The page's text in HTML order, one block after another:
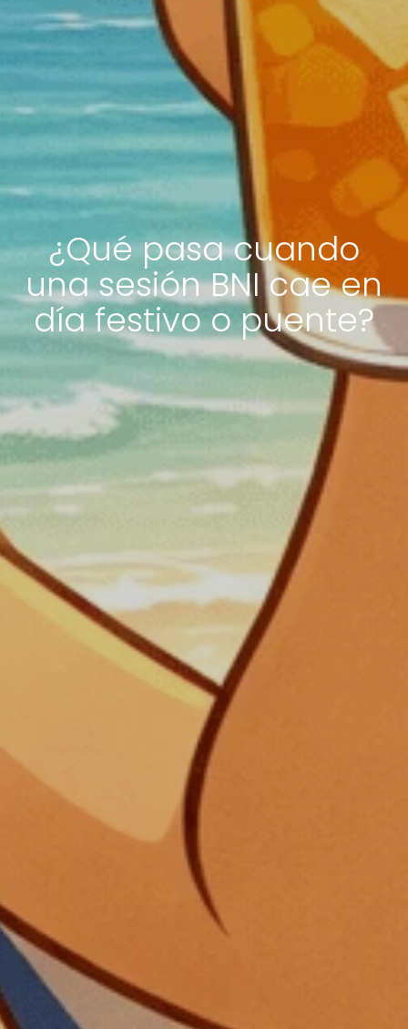
¿Qué pasa cuando
una sesión BNI cae en
día festivo o puente?